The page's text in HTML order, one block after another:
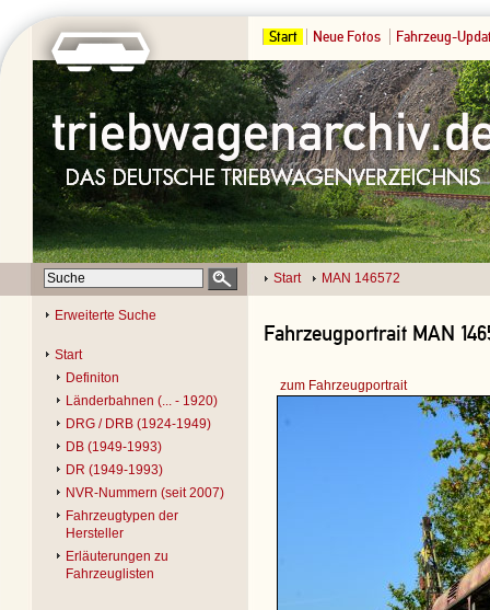
Start Neue Fotos Fahrzeug-
Start MAN 146572
Erweiterte Suche
Start
Definiton
Länderbahnen (... - 1920)
DRG / DRB (1924-1949)
DB (1949-1993)
DR (1949-1993)
NVR-Nummern (seit 2007)
Fahrzeugtypen der
Hersteller
Erläuterungen zu
Fahrzeuglisten
Fahrzeugportrait MAN
zum Fahrzeugportrait